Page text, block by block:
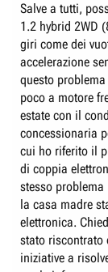
s
c
u
s
s
i
o
n
e
Salve a tutti,
1.2 hybrid 2WD
giri come dei
accelerazione
questo
poco a motore
estate con il
concessionaria
cui ho riferito il
di coppia
stesso
la casa madre
elettronica.
stato riscontrato
iniziative a